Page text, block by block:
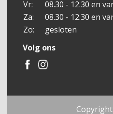
Vr:
08.30 - 12.30 en
Za:
08.30 - 12.30 en
Zo:
gesloten
Volg ons